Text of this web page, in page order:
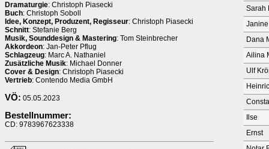
Dramaturgie: Christoph Piasecki
Buch: Christoph Soboll
Idee, Konzept, Produzent, Regisseur: Christoph Piasecki
Schnitt: Stefanie Berg
Musik, Sounddesign & Mastering: Tom Steinbrecher
Akkordeon: Jan-Peter Pflug
Schlagzeug: Marc A. Nathaniel
Zusätzliche Musik: Michael Donner
Cover & Design: Christoph Piasecki
Vertrieb: Contendo Media GmbH
VÖ: 05.05.2023
Bestellnummer:
CD: 9783967623338
Sarah
Janine
Dana
Ailina
Ulf
Ilse
Ernst